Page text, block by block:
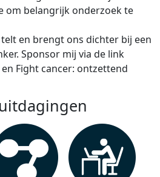
om belangrijk onderzoek te
telt en brengt ons dichter bij een
Sponsor mij via de link
Fight cancer: ontzettend